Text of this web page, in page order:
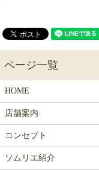
HOME
店舗案内
コンセプト
ソムリエ紹介